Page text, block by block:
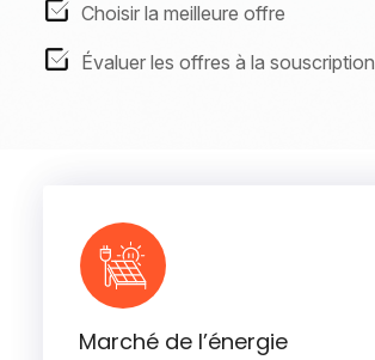
Choisir la meilleure offre
Évaluer les offres à la souscription
Marché de l’énergie